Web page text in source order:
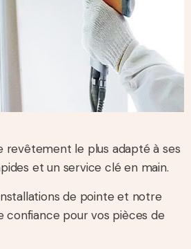
revêtement le plus adapté à ses
et un service clé en main.
de pointe et notre
confiance pour vos pièces de